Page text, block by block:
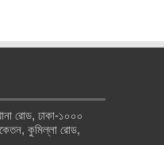
রোড, ঢাকা-১০০০
কুমিল্লা রোড,